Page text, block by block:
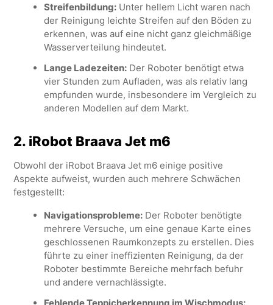
Streifenbildung:Unter hellem Licht waren nach
der Reinigung leichte Streifen auf den Böden zu
erkennen, was auf eine nicht ganz gleichmäßige
Wasserverteilung hindeutet.
Lange Ladezeiten:Der Roboter benötigt etwa
vier Stunden zum Aufladen, was als relativ lang
empfunden wurde, insbesondere im Vergleich zu
anderen Modellen auf dem Markt.
2. iRobot Braava Jet m6
Obwohl der iRobot Braava Jet m6 einige positive
Aspekte aufweist, wurden auch mehrere Schwächen
festgestellt:
Navigationsprobleme:Der Roboter benötigte
mehrere Versuche, um eine genaue Karte eines
geschlossenen Raumkonzepts zu erstellen. Dies
führte zu einer ineffizienten Reinigung, da der
Roboter bestimmte Bereiche mehrfach befuhr
und andere vernachlässigte.